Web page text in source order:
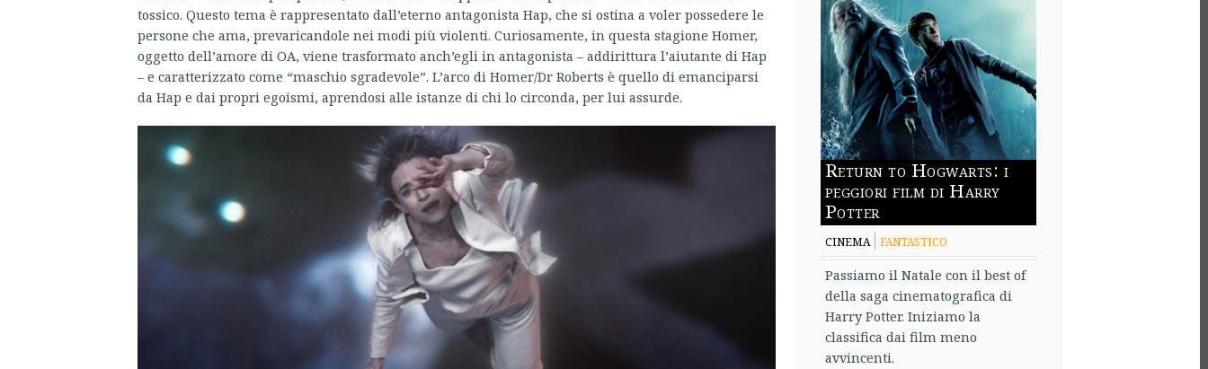
tossico. Questo tema è rappresentato dall’eterno antagonista Hap, che si ostina a voler possedere le
persone che ama, prevaricandole nei modi più violenti. Curiosamente, in questa stagione Homer,
oggetto dell’amore di OA, viene trasformato anch’egli in antagonista – addirittura l’aiutante di Hap
– e caratterizzato come “maschio sgradevole”. L’arco di Homer/Dr Roberts è quello di emanciparsi
da Hap e dai propri egoismi, aprendosi alle istanze di chi lo circonda, per lui assurde.
Return to Hogwarts: i
peggiori film di Harry
Potter
CINEMA FANTASTICO
Passiamo il Natale con il best of
della saga cinematografica di
Harry Potter. Iniziamo la
classifica dai film meno
avvincenti.